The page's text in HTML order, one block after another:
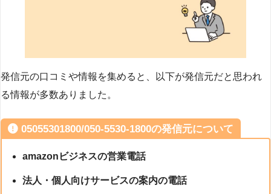
発信元の口コミや情報を集めると、以下が発信元だと思われ
る情報が多数ありました。
05055301800/050-5530-1800の発信元について
amazonビジネスの営業電話
法人・個人向けサービスの案内の電話